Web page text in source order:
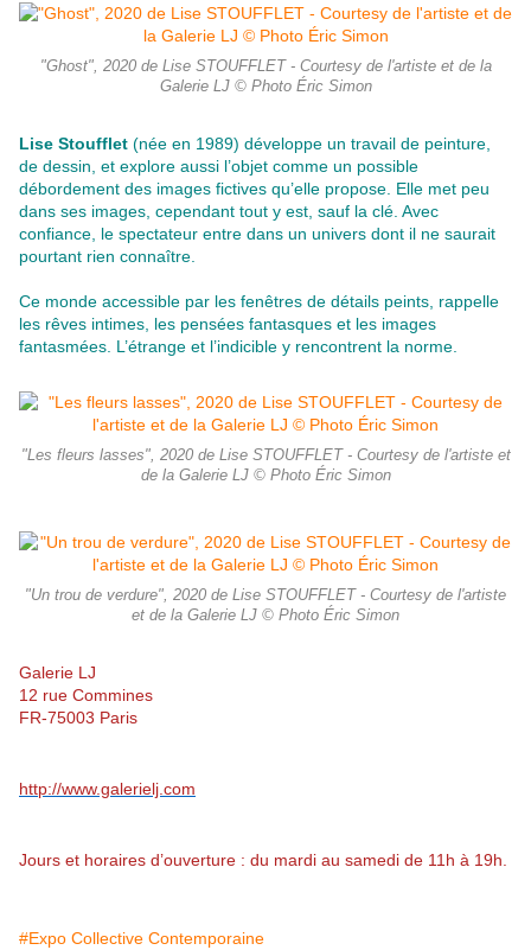
"Ghost", 2020 de Lise STOUFFLET - Courtesy de l'artiste et de la
Galerie LJ © Photo Éric Simon
Lise Stoufflet (née en 1989) développe un travail de peinture,
de dessin, et explore aussi l’objet comme un possible
débordement des images fictives qu’elle propose. Elle met peu
dans ses images, cependant tout y est, sauf la clé. Avec
confiance, le spectateur entre dans un univers dont il ne saurait
pourtant rien connaître.
Ce monde accessible par les fenêtres de détails peints, rappelle
les rêves intimes, les pensées fantasques et les images
fantasmées. L’étrange et l’indicible y rencontrent la norme.
"Les fleurs lasses", 2020 de Lise STOUFFLET - Courtesy de l'artiste et
de la Galerie LJ © Photo Éric Simon
"Un trou de verdure", 2020 de Lise STOUFFLET - Courtesy de l'artiste
et de la Galerie LJ © Photo Éric Simon
Galerie LJ
12 rue Commines
FR-75003 Paris
http://www.galerielj.com
Jours et horaires d’ouverture : du mardi au samedi de 11h à 19h.
#Expo Collective Contemporaine